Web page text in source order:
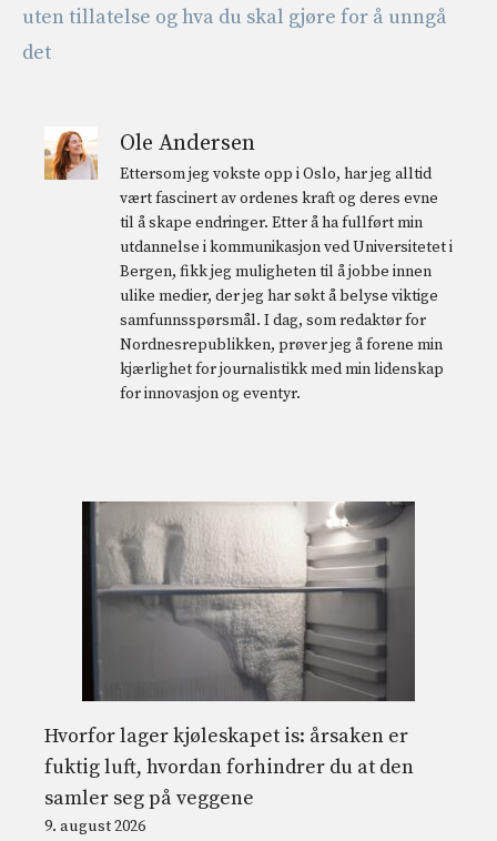
uten tillatelse og hva du skal gjøre for å unngå
det
Ole Andersen
Ettersom jeg vokste opp i Oslo, har jeg alltid
vært fascinert av ordenes kraft og deres evne
til å skape endringer. Etter å ha fullført min
utdannelse i kommunikasjon ved Universitetet i
Bergen, fikk jeg muligheten til å jobbe innen
ulike medier, der jeg har søkt å belyse viktige
samfunnsspørsmål. I dag, som redaktør for
Nordnesrepublikken, prøver jeg å forene min
kjærlighet for journalistikk med min lidenskap
for innovasjon og eventyr.
Hvorfor lager kjøleskapet is: årsaken er
fuktig luft, hvordan forhindrer du at den
samler seg på veggene
9. august 2026